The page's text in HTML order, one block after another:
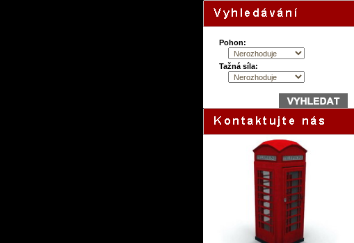
Pohon:
Tažná síla: